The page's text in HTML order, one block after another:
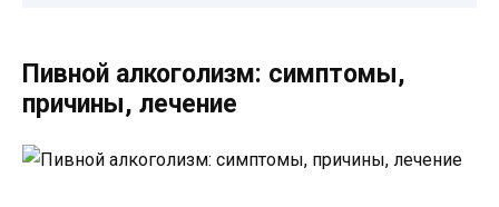
Пивной алкоголизм: симптомы,
причины, лечение